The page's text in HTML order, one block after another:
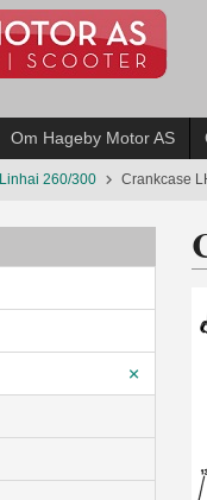
Om Hageby Motor AS
Linhai 260/300 Crankcase